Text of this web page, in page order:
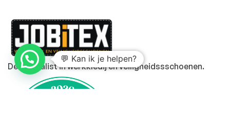
Dé specialist in werkkledij en veiligheidssschoenen.
💬 Kan ik je helpen?